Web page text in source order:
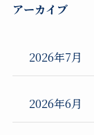
アーカイブ
2026年7月
2026年6月